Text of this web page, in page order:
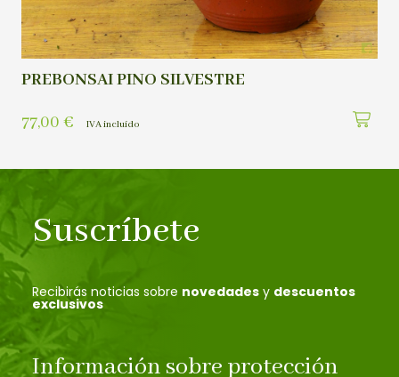
PREBONSAI PINO SILVESTRE
77,00 € IVA incluído
Suscríbete
Recibirás noticias sobre novedades y descuentos
exclusivos
Información sobre protección